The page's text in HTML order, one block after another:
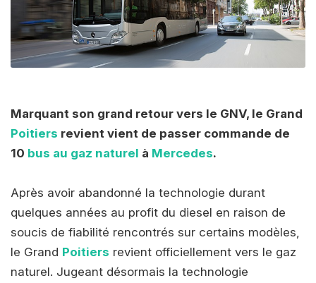
Marquant son grand retour vers le GNV, le Grand
Poitiers revient vient de passer commande de
10 bus au gaz naturel à Mercedes.
Après avoir abandonné la technologie durant
quelques années au profit du diesel en raison de
soucis de fiabilité rencontrés sur certains modèles,
le Grand Poitiers revient officiellement vers le gaz
naturel. Jugeant désormais la technologie